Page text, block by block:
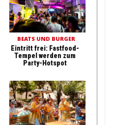
BEATS UND BURGER
Eintritt frei: Fastfood-
Tempel werden zum
Party-Hotspot